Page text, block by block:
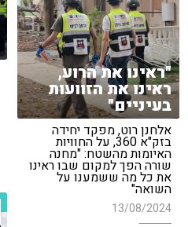
"ראינו את הרוע,
ראינו את הזוועות
בעיניים"
אלחנן רוט, מפקד יחידה
בזק"א 360, על החוויות
האיומות מהשטח: "מחנה
שורה הפך למקום שבו ראינו
את כל מה ששמענו על
השואה"
13/08/2024